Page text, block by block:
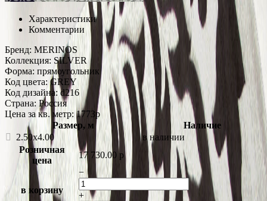
Характеристики
Комментарии
Бренд: MERINOS
Коллекция: SILVER
Форма: прямоугольник
Код цвета: GREY
Код дизайна: d216
Страна: Россия
Цена за кв. метр: 1773p
Размер, м
Наличие
2.50x4.00
в наличии
Розничная
цена
17 730.00 p
в корзину
−
+